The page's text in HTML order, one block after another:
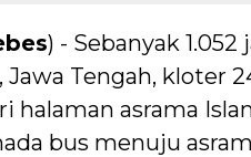
) - Sebanyak
Tengah, kloter
halaman asrama
bus menuju